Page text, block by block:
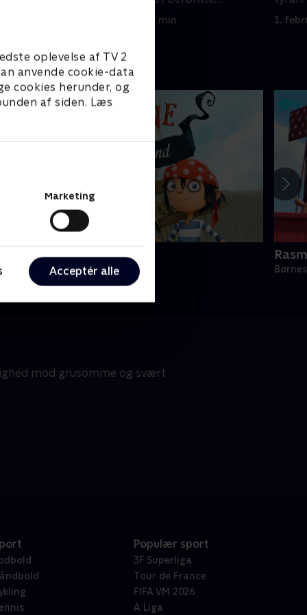
oplevelse af TV 2
anvende cookie-data
cookies herunder, og
af siden. Læs
Marketing
Acceptér alle
maskerede helt er født.
1. februar 2025 • 21 min 1.
Sørøverne flytter ind
• 1 sæsoner
mod grusomme og svært
Populær sport
3F Superliga
Tour de France
FIFA VM 2026
A Liga